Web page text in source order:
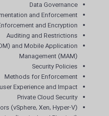
Data Governance
and Enforcement
and Encryption
Auditing and Restrictions
and Mobile Application
Management (MAM)
Security Policies
Methods for Enforcement
Experience and Impact
Private Cloud Security
(vSphere, Xen, Hyper-V)